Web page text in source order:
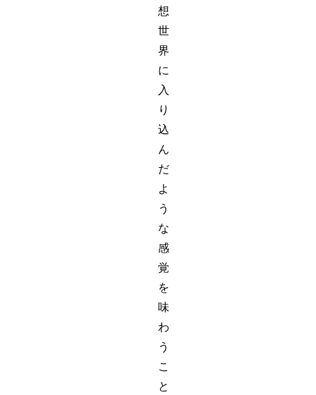
想
世
界
に
入
り
込
ん
だ
よ
う
な
感
覚
を
味
わ
う
こ
と